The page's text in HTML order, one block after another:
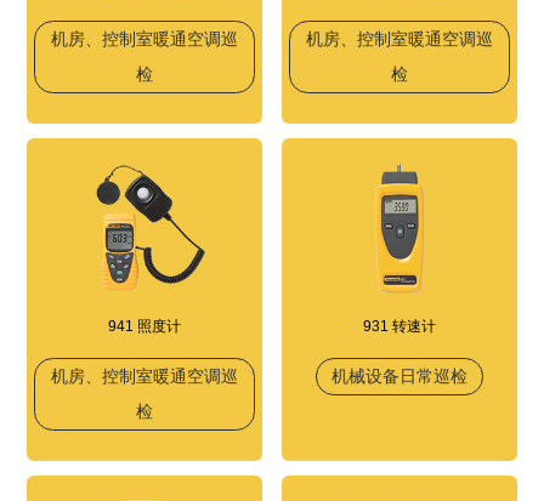
机房、控制室暖通空调巡
检
机房、控制室暖通空调巡
检
941 照度计
机房、控制室暖通空调巡
检
931 转速计
机械设备日常巡检